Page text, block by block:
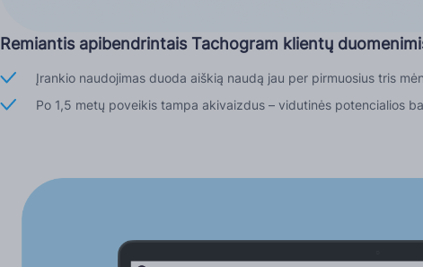
Remiantis apibendrintais Tachogram klientų
Įrankio naudojimas duoda aiškią naudą jau per pirmuosius tris
Po 1,5 metų poveikis tampa akivaizdus – vidutinės potencialios